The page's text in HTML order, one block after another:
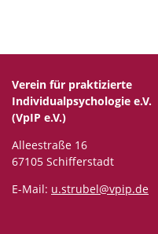
Verein für praktizierte
Individualpsychologie e.V.
(VpIP e.V.)
Alleestraße 16
67105 Schifferstadt
E-Mail: u.strubel@vpip.de